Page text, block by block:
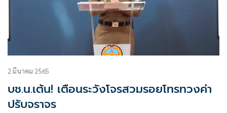
2 มีนาคม 2565
บช.น.เต้น! เตือนระวังโจรสวมรอยโทรทวงค่า
ปรับจราจร